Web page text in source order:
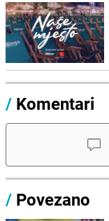
/ Komentari
/ Povezano